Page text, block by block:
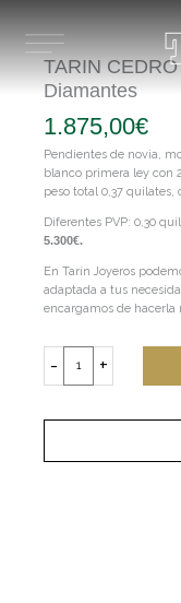
contenido
TARIN CEDRO
Diamantes
1.875,00€
Pendientes de novia,
blanco primera ley con
peso total 0,37 quilates,
Diferentes PVP: 0,30
5.300€.
En Tarín Joyeros
adaptada a tus
encargamos de hacerla
-
CEDRO
+